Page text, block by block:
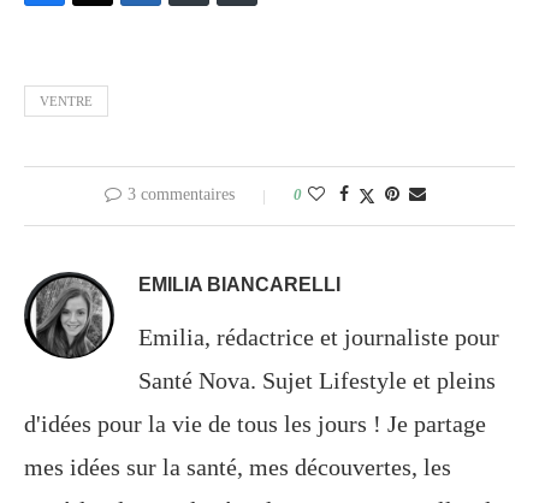
VENTRE
3 commentaires 0
EMILIA BIANCARELLI
Emilia, rédactrice et journaliste pour
Santé Nova. Sujet Lifestyle et pleins
d'idées pour la vie de tous les jours ! Je partage
mes idées sur la santé, mes découvertes, les